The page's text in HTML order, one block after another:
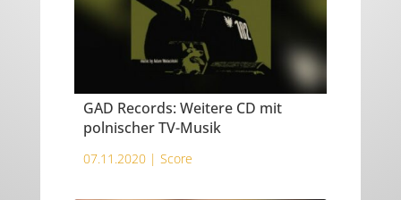
GAD Records: Weitere CD mit
polnischer TV-Musik
07.11.2020 | Score